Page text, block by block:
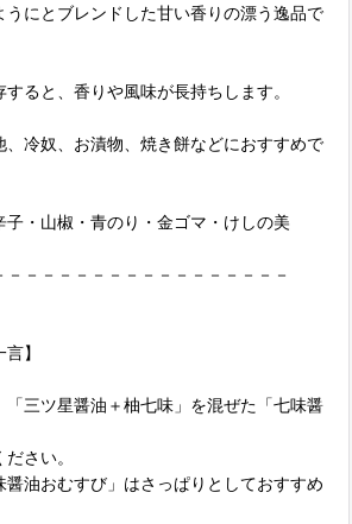
うにとブレンドした甘い香りの漂う逸品で
ると、香りや風味が長持ちします。
冷奴、お漬物、焼き餅などにおすすめで
子・山椒・青のり・金ゴマ・けしの美
－－－－－－－－－－－－－－－－－
】
「三ツ星醤油＋柚七味」を混ぜた「七味醤
さい。
油おむすび」はさっぱりとしておすすめ